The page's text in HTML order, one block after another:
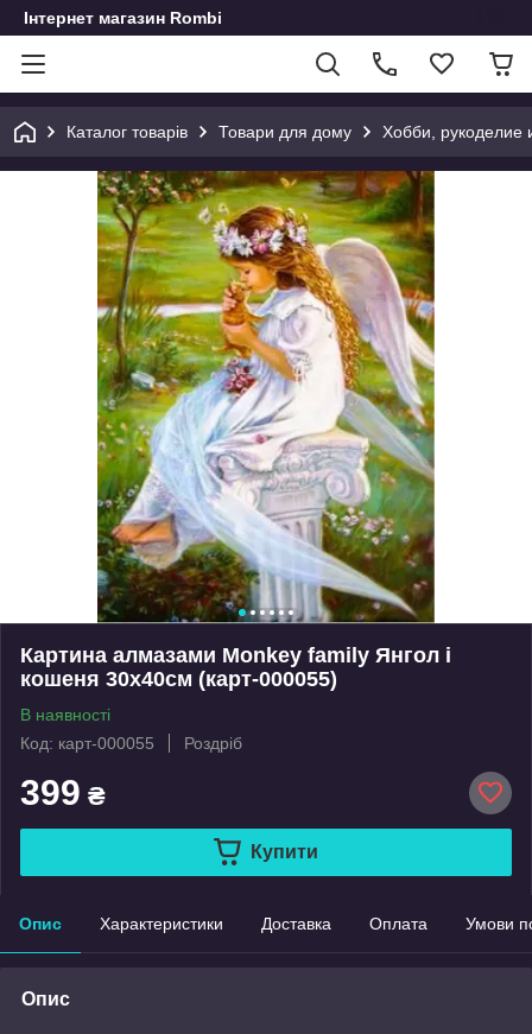
Інтернет магазин Rombi
Каталог товарів Товари для дому Хобби, рукоделие
Картина алмазами Monkey family Янгол і
кошеня 30x40см (карт-000055)
В наявності
Код: карт-000055
Роздріб
399 ₴
Купити
Опис Характеристики Доставка Оплата Умови
Опис